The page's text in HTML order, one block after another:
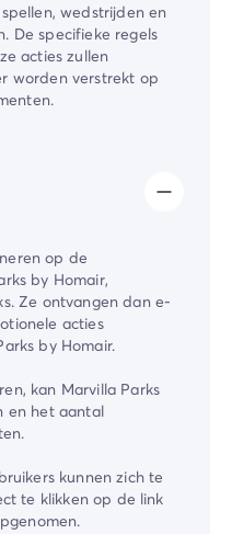
wedstrijden en
De specifieke regels
acties zullen
worden verstrekt op
op de
by Homair,
Ze ontvangen dan e-
acties
by Homair.
kan Marvilla Parks
en het aantal
kunnen zich te
te klikken op de link